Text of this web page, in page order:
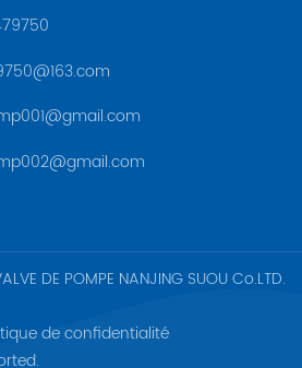
DE POMPE NANJING SUOU Co.LTD.
de confidentialité